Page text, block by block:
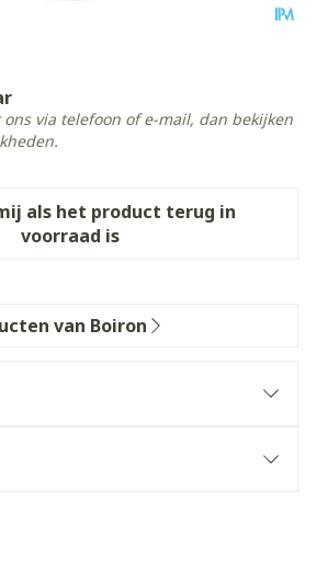
als het product terug in
voorraad is
via telefoon of e-mail, dan bekijken
van Boiron